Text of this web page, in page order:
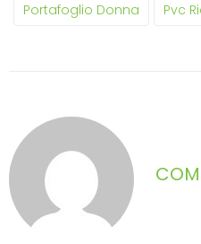
Portafoglio Donna Pvc